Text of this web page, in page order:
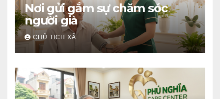
Nơi gửi gắm sự chăm sóc
người già
CHỦ TỊCH XÃ